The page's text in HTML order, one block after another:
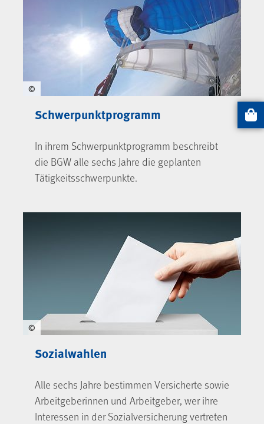
©
Schwerpunktprogramm
In ihrem Schwerpunktprogramm beschreibt
die BGW alle sechs Jahre die geplanten
Tätigkeitsschwerpunkte.
©
Sozialwahlen
Alle sechs Jahre bestimmen Versicherte sowie
Arbeitgeberinnen und Arbeitgeber, wer ihre
Interessen in der Sozialversicherung vertreten
Artikel